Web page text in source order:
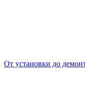
От установки до